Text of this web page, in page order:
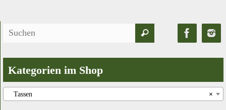
Suchen
Kategorien im Shop
×
Tassen